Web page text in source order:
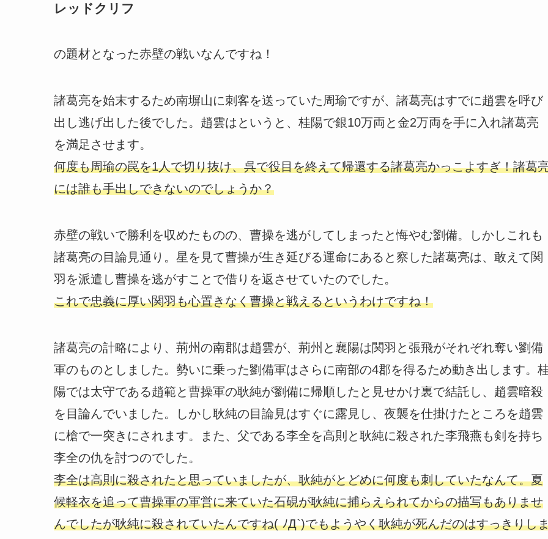
レッドクリフ
の題材となった赤壁の戦いなんですね！
諸葛亮を始末するため南塀山に刺客を送っていた周瑜ですが、諸葛亮はすでに趙雲を呼び
出し逃げ出した後でした。趙雲はというと、桂陽で銀10万両と金2万両を手に入れ諸葛亮
を満足させます。
何度も周瑜の罠を1人で切り抜け、呉で役目を終えて帰還する諸葛亮かっこよすぎ！諸葛
には誰も手出しできないのでしょうか？
赤壁の戦いで勝利を収めたものの、曹操を逃がしてしまったと悔やむ劉備。しかしこれも
諸葛亮の目論見通り。星を見て曹操が生き延びる運命にあると察した諸葛亮は、敢えて関
羽を派遣し曹操を逃がすことで借りを返させていたのでした。
これで忠義に厚い関羽も心置きなく曹操と戦えるというわけですね！
諸葛亮の計略により、荊州の南郡は趙雲が、荊州と襄陽は関羽と張飛がそれぞれ奪い劉備
軍のものとしました。勢いに乗った劉備軍はさらに南部の4郡を得るため動き出します。
陽では太守である趙範と曹操軍の耿純が劉備に帰順したと見せかけ裏で結託し、趙雲暗殺
を目論んでいました。しかし耿純の目論見はすぐに露見し、夜襲を仕掛けたところを趙雲
に槍で一突きにされます。また、父である李全を高則と耿純に殺された李飛燕も剣を持ち
李全の仇を討つのでした。
李全は高則に殺されたと思っていましたが、耿純がとどめに何度も刺していたなんて。夏
候軽衣を追って曹操軍の軍営に来ていた石硯が耿純に捕らえられてからの描写もありませ
んでしたが耿純に殺されていたんですね( ﾉД`)でもようやく耿純が死んだのはすっきりし